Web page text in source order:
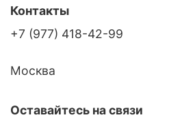
Контакты
+7 (977) 418-42-99
Москва
Оставайтесь на связи